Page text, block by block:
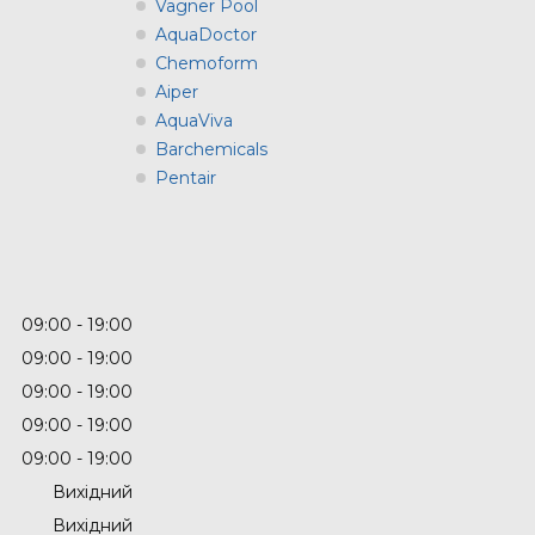
Vagner Pool
AquaDoctor
Chemoform
Aiper
AquaViva
Barchemicals
Pentair
09:00
19:00
09:00
19:00
09:00
19:00
09:00
19:00
09:00
19:00
Вихідний
Вихідний